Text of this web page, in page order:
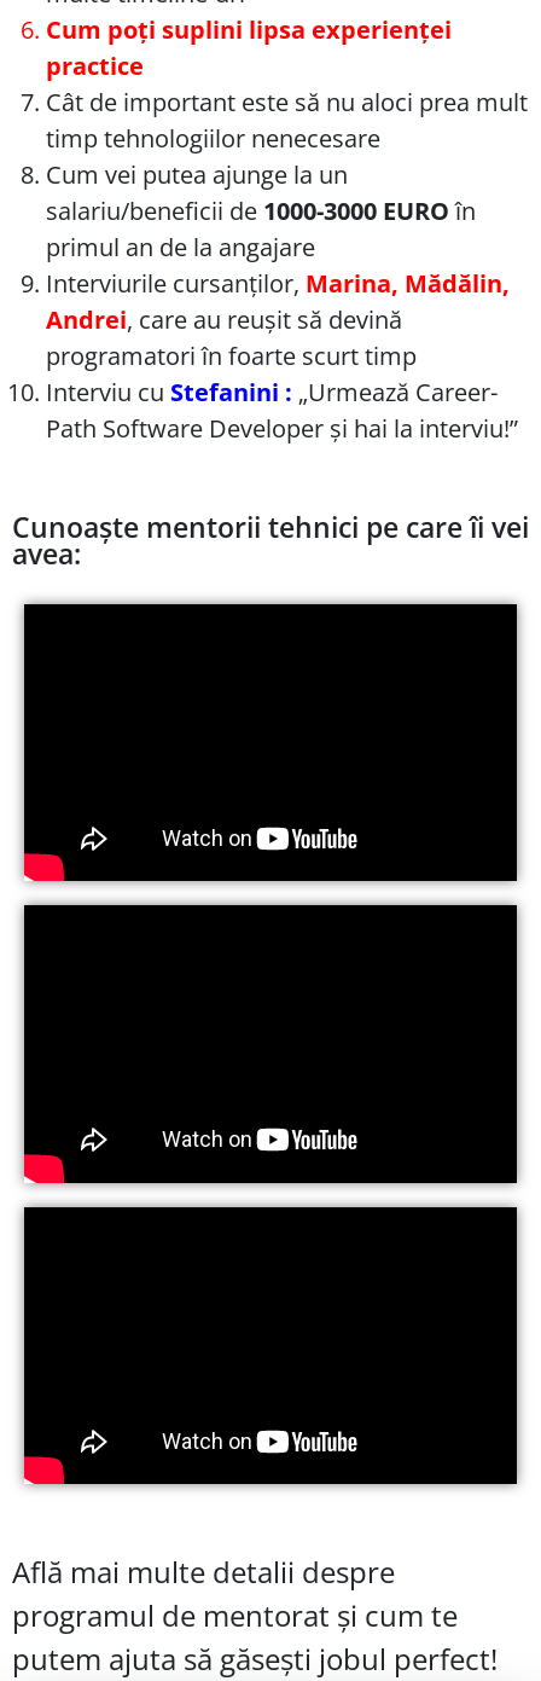
Cum poți suplini lipsa experienței
practice
Cât de important este să nu aloci prea mult
timp tehnologiilor nenecesare
Cum vei putea ajunge la un
salariu/beneficii de 1000-3000 EUROîn
primul an de la angajare
Interviurile cursanților, Marina, Mădălin,
Andrei, care au reușit să devină
programatori în foarte scurt timp
Interviu cu Stefanini : „Urmează Career-
Path Software Developer și hai la interviu!”
Cunoaște mentorii tehnici pe care îi vei
avea:
Află mai multe detalii despre
programul de mentorat și cum te
putem ajuta să găsești jobul perfect!